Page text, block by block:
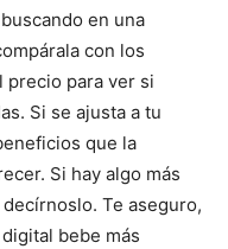
en una
con los
precio para ver si
Si se ajusta a tu
que la
Si hay algo más
Te aseguro,
bebe más